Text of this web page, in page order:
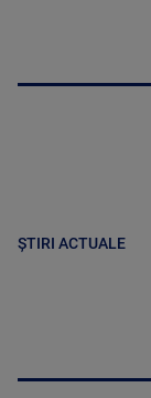
ȘTIRI ACTUALE